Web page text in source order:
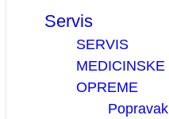
Servis
SERVIS
MEDICINSKE
OPREME
Popravak